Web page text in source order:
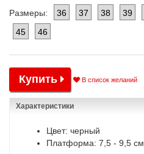
Размеры: 36 37 38 39
45
46
Купить В список желаний
Характеристики
Цвет: черный
Платформа: 7,5 - 9,5 см